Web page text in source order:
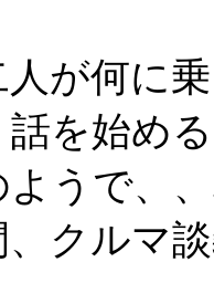
が何に
を始め
うで、
クルマ